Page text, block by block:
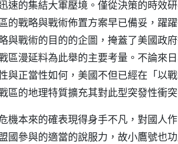
速的集結大軍壓境。僅從決策的時效
的戰略與戰術佈置方案早已備妥，躍
與戰術的目的的企圖，掩蓋了美國政
區漫延料為此舉的主要考量。不論來
與正當性如何，美國不但已經在「以
區的地理特質擴充其對此型突發性衝
機本來的確表現得身手不凡，對國人
國參與的適當的說服力，故小鷹號也